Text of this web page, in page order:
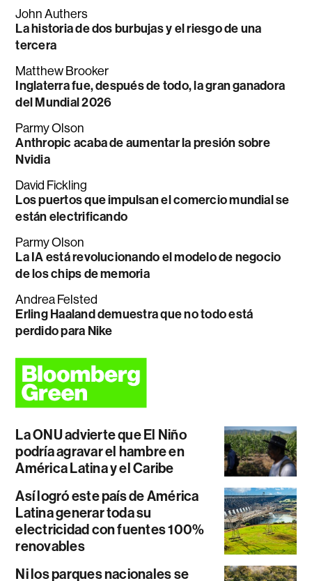
John Authers
La historia de dos burbujas y el riesgo de una
tercera
Matthew Brooker
Inglaterra fue, después de todo, la gran ganadora
del Mundial 2026
Parmy Olson
Anthropic acaba de aumentar la presión sobre
Nvidia
David Fickling
Los puertos que impulsan el comercio mundial se
están electrificando
Parmy Olson
La IA está revolucionando el modelo de negocio
de los chips de memoria
Andrea Felsted
Erling Haaland demuestra que no todo está
perdido para Nike
La ONU advierte que El Niño
podría agravar el hambre en
América Latina y el Caribe
Así logró este país de América
Latina generar toda su
electricidad con fuentes 100%
renovables
Ni los parques nacionales se